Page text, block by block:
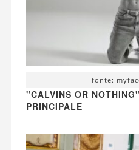
fonte:
"CALVINS OR
PRINCIPALE